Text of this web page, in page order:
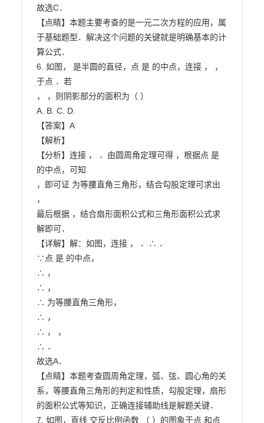
故选C．
【点睛】本题主要考查的是一元二次方程的应用，属
于基础题型．解决这个问题的关键就是明确基本的计
算公式．
6. 如图， 是半圆的直径，点 是 的中点，连接 ， ，
于点 ．若
， ，则阴影部分的面积为（ ）
A. B. C. D.
【答案】A
【解析】
【分析】连接 ， ．由圆周角定理可得 ，根据点 是
的中点，可知
，即可证 为等腰直角三角形，结合勾股定理可求出
，
最后根据 ，结合扇形面积公式和三角形面积公式求
解即可．
【详解】解：如图，连接 ， ．∴ ．
∵点 是 的中点，
∴ ，
∴ ，
∴ 为等腰直角三角形，
∴ ，
∴ ， ，
∴ ．
故选A．
【点睛】本题考查圆周角定理，弧、弦、圆心角的关
系，等腰直角三角形的判定和性质，勾股定理，扇形
的面积公式等知识，正确连接辅助线是解题关键．
7. 如图，直线 交反比例函数 （ ）的图象于点 和点